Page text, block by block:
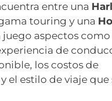
entre una
touring y una
juego aspectos como
de
los costos de
el estilo de viaje que